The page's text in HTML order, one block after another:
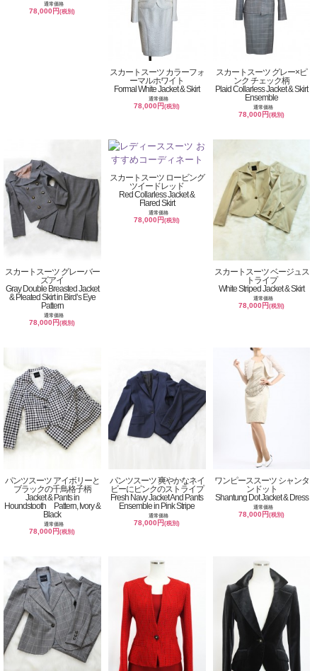
通常価格
78,000円(税別)
スカートスーツ カラーフォ
ーマルホワイト
Formal White Jacket & Skirt
通常価格
78,000円(税別)
スカートスーツ グレー×ピ
ンク チェック柄
Plaid Collarless Jacket & Skirt
Ensemble
通常価格
78,000円(税別)
スカートスーツ グレーバー
ズアイ
Gray Double Breasted Jacket
& Pleated Skirt in Bird’s Eye
Pattern
通常価格
78,000円(税別)
スカートスーツ ロービング
ツイードレッド
Red Collarless Jacket &
Flared Skirt
通常価格
78,000円(税別)
スカートスーツ ベージュス
トライプ
White Striped Jacket & Skirt
通常価格
78,000円(税別)
パンツスーツ アイボリーと
ブラックの千鳥格子柄
Jacket & Pants in
Houndstooth Pattern, Ivory &
Black
通常価格
78,000円(税別)
パンツスーツ 爽やかなネイ
ビーにピンクのストライプ
Fresh Navy Jacket And Pants
Ensemble in Pink Stripe
通常価格
78,000円(税別)
ワンピーススーツ シャンタ
ンドット
Shantung Dot Jacket & Dress
通常価格
78,000円(税別)